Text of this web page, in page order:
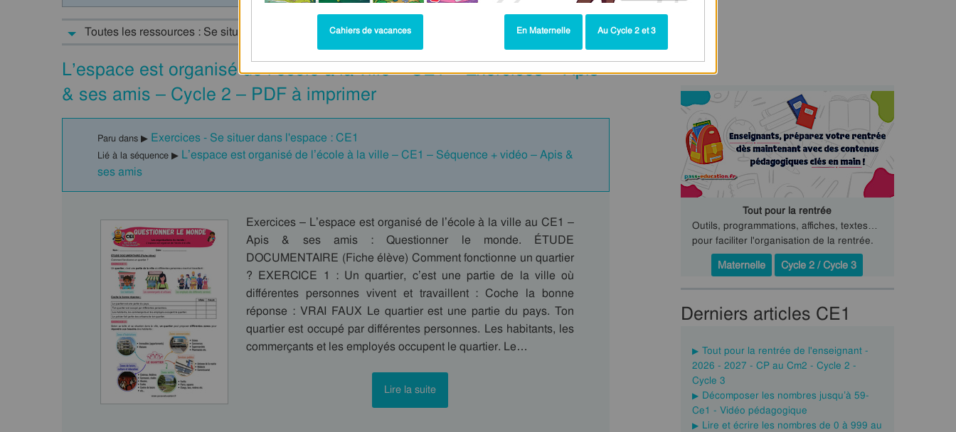
Toutes les ressources : Se situer dans l'espace : CE1
L’espace est organisé de l’école à la ville – CE1 – Exercices – Apis
& ses amis – Cycle 2 – PDF à imprimer
Paru dans ▶ Exercices - Se situer dans l'espace : CE1
Lié à la séquence ▶ L’espace est organisé de l’école à la ville – CE1 – Séquence + vidéo – Apis &
ses amis
Exercices – L’espace est organisé de l’école à la ville au CE1 –
Apis & ses amis : Questionner le monde. ÉTUDE
DOCUMENTAIRE (Fiche élève) Comment fonctionne un quartier
? EXERCICE 1 : Un quartier, c’est une partie de la ville où
différentes personnes vivent et travaillent : Coche la bonne
réponse : VRAI FAUX Le quartier est une partie du pays. Ton
quartier est occupé par différentes personnes. Les habitants, les
commerçants et les employés occupent le quartier. Le…
Lire la suite
Tout pour la rentrée
Outils, programmations, affiches, textes…
pour faciliter l'organisation de la rentrée.
Maternelle
Cycle 2 / Cycle 3
Derniers articles CE1
Tout pour la rentrée de l'enseignant -
2026 - 2027 - CP au Cm2 - Cycle 2 -
Cycle 3
Décomposer les nombres jusqu’à 59-
Ce1 - Vidéo pédagogique
Lire et écrire les nombres de 0 à 999 au
Cahiers de vacances En Maternelle Au Cycle 2 et 3